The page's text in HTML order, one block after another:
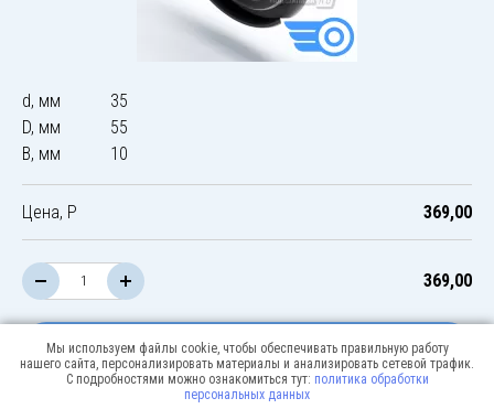
d, мм
35
D, мм
55
B, мм
10
Цена, Р 369,00
369,00
В корзину
Мы используем файлы cookie, чтобы обеспечивать правильную работу
нашего сайта, персонализировать материалы и анализировать сетевой трафик.
С подробностями можно ознакомиться тут: политика обработки
персональных данных